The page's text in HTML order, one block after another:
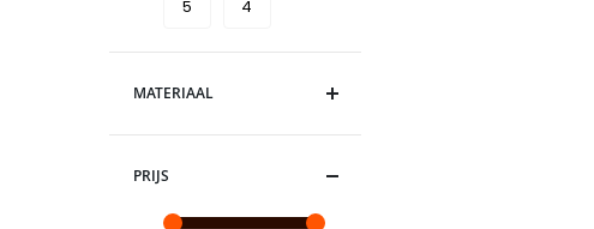
MATERIAAL
PRIJS